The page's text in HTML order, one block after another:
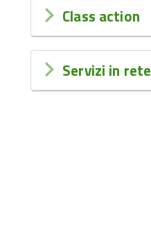
Class action
Servizi in rete